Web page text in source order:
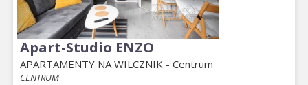
Apart-Studio ENZO
APARTAMENTY NA WILCZNIK - Centrum
CENTRUM